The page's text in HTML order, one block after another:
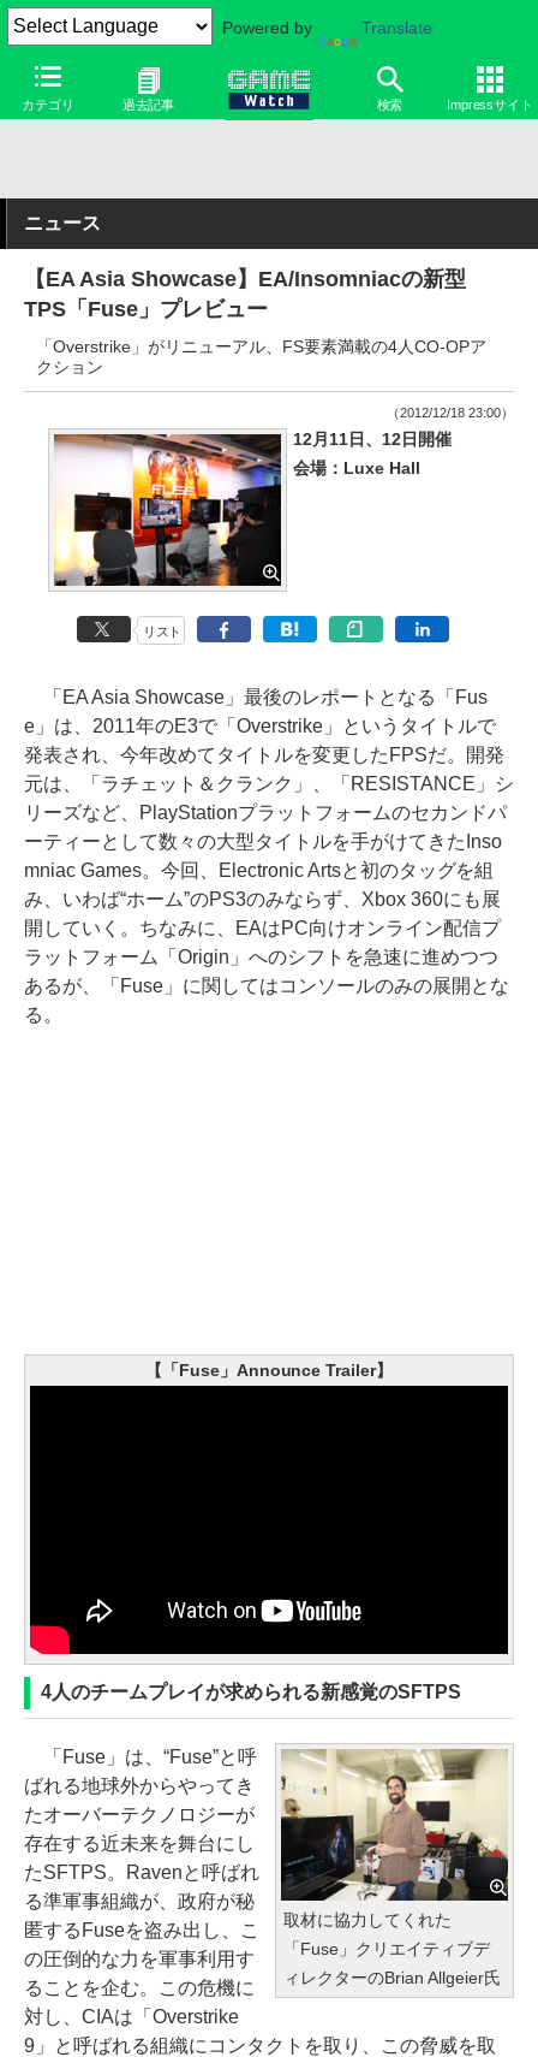
Powered by Translate
カテゴリ 過去記事 検索 Impressサイト
ニュース
【EA Asia Showcase】EA/Insomniacの新型
TPS「Fuse」プレビュー
「Overstrike」がリニューアル、FS要素満載の4人CO-OPア
クション
（2012/12/18 23:00）
12月11日、12日開催
会場：Luxe Hall
リスト
「EA Asia Showcase」最後のレポートとなる「Fus
e」は、2011年のE3で「Overstrike」というタイトルで
発表され、今年改めてタイトルを変更したFPSだ。開発
元は、「ラチェット＆クランク」、「RESISTANCE」シ
リーズなど、PlayStationプラットフォームのセカンドパ
ーティーとして数々の大型タイトルを手がけてきたInso
mniac Games。今回、Electronic Artsと初のタッグを組
み、いわば“ホーム”のPS3のみならず、Xbox 360にも展
開していく。ちなみに、EAはPC向けオンライン配信プ
ラットフォーム「Origin」へのシフトを急速に進めつつ
あるが、「Fuse」に関してはコンソールのみの展開とな
る。
【「Fuse」Announce Trailer】
4人のチームプレイが求められる新感覚のSFTPS
取材に協力してくれた
「Fuse」クリエイティブデ
ィレクターのBrian Allgeier氏
「Fuse」は、“Fuse”と呼
ばれる地球外からやってき
たオーバーテクノロジーが
存在する近未来を舞台にし
たSFTPS。Ravenと呼ばれ
る準軍事組織が、政府が秘
匿するFuseを盗み出し、こ
の圧倒的な力を軍事利用す
ることを企む。この危機に
対し、CIAは「Overstrike
9」と呼ばれる組織にコンタクトを取り、この脅威を取